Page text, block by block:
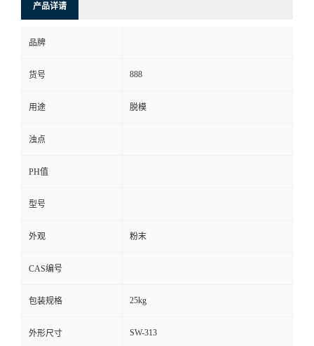
产品详请
品牌
货号 888
用途 脱模
浊点
PH值
型号
外观 粉末
CAS编号
包装规格 25kg
外形尺寸 SW-313